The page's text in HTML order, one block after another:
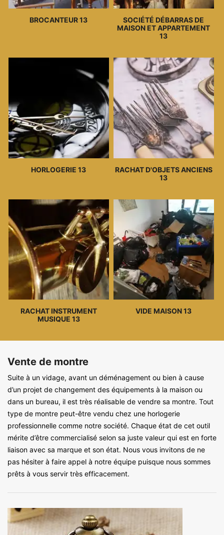
BROCANTEUR 13
SOCIÉTÉ DÉBARRAS DE
MAISON ET APPARTEMENT
13
HORLOGERIE 13
RACHAT D'OBJETS ANCIENS
13
RACHAT INSTRUMENT
MUSIQUE 13
VIDE MAISON 13
Vente de montre
Suite à un vidage, avant un déménagement ou bien à cause
d’un projet de changement des équipements à la maison ou
dans un bureau, il est très réalisable de vendre sa montre. Tout
type de montre peut-être vendu chez une horlogerie
professionnelle comme notre société. Chaque état de cet outil
mérite d’être commercialisé selon sa juste valeur qui est en forte
liaison avec sa marque et son état. Nous vous invitons de ne
pas hésiter à faire appel à notre équipe puisque nous sommes
prêts à vous servir très efficacement.